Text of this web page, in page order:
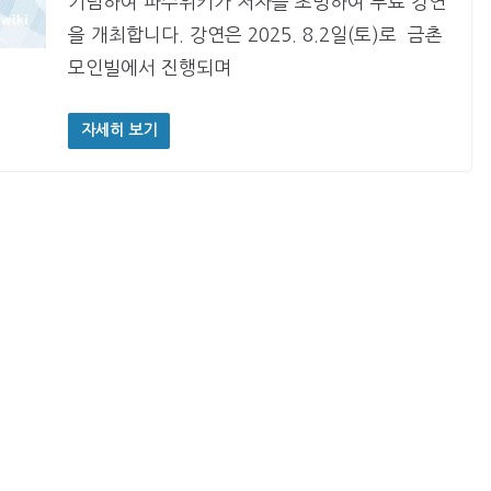
을 개최합니다. 강연은 2025. 8.2일(토)로 금촌
모인빌에서 진행되며
자세히 보기